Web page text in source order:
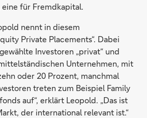
für Fremdkapital.
nennt in diesem
Private Placements“. Dabei
Investoren „privat“ und
Unternehmen, mit
oder 20 Prozent, manchmal
treten zum Beispiel Family
auf“, erklärt Leopold. „Das ist
der international relevant ist.“